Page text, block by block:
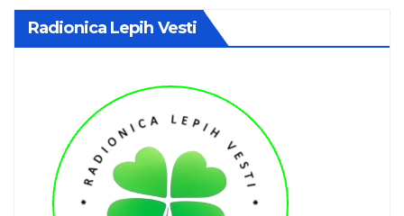
Radionica Lepih Vesti